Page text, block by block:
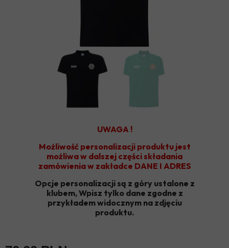
UWAGA !
Możliwość personalizacji produktu jest
możliwa w dalszej części składania
zamówienia w zakładce DANE I ADRES
Opcje personalizacji są z góry ustalone z
klubem, Wpisz tylko dane zgodne z
przykładem widocznym na zdjęciu
produktu.